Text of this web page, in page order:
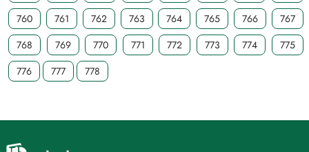
760
761 762 763 764 765 766
767
768
769 770 771 772 773 774
775
776
777 778